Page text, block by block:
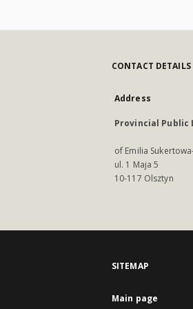
CONTACT DETAILS
Address
Provincial Public
of Emilia
ul. 1 Maja 5
10-117 Olsztyn
SITEMAP
Main page